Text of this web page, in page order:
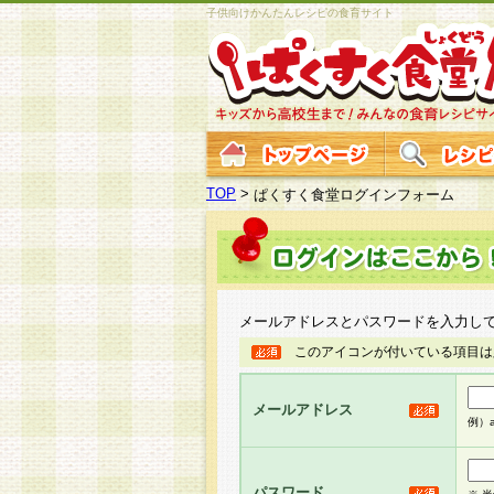
子供向けかんたんレシピの食育サイト
TOP >ぱくすく食堂ログインフォーム
メールアドレスとパスワードを入力し
このアイコンが付いている項目
メールアドレス
例）